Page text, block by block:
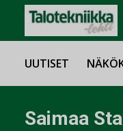
UUTISET
Saimaa